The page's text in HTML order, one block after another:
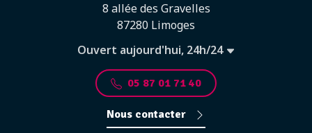
8 allée des Gravelles
87280 Limoges
Ouvert aujourd'hui, 24h/24
05 87 01 71 40
Nous contacter